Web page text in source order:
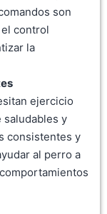
son
control
la
ejercicio
saludables y
consistentes y
al perro a